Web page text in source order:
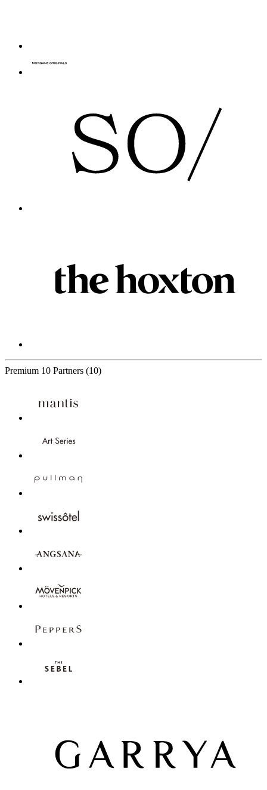
Premium 10 Partners (10)